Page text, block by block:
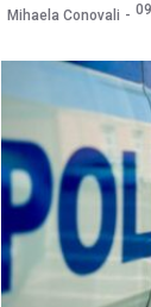
Mihaela Conovali